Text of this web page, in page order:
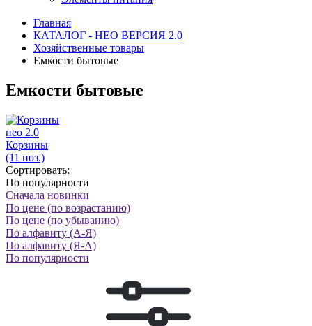
Главная
КАТАЛОГ - НЕО ВЕРСИЯ 2.0
Хозяйственные товары
Емкости бытовые
Емкости бытовые
нео 2.0
Корзины
(11 поз.)
Сортировать:
По популярности
Сначала новинки
По цене (по возрастанию)
По цене (по убыванию)
По алфавиту (А-Я)
По алфавиту (Я-А)
По популярности